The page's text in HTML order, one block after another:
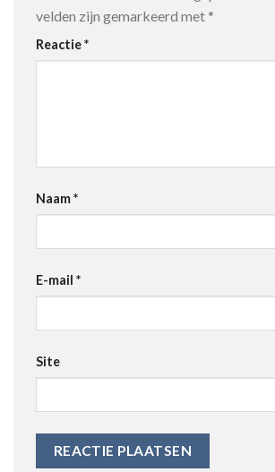
velden zijn gemarkeerd met *
Reactie*
Naam*
E-mail *
Site